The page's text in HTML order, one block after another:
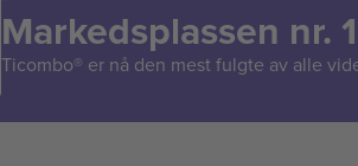
Markedsplassen nr.
Ticombo® er nå den mest fulgte av alle